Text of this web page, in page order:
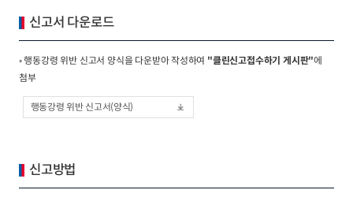
신고서 다운로드
◦ 행동강령 위반 신고서 양식을 다운받아 작성하여 "클린신고접수하기 게시판"에
첨부
행동강령 위반 신고서(양식)
신고방법